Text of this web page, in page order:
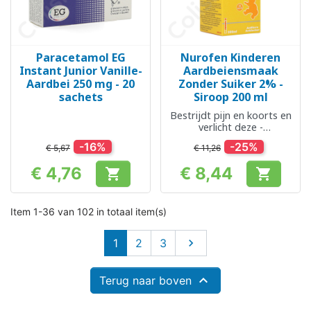
Paracetamol EG
Instant Junior Vanille-
Aardbei 250 mg - 20
sachets
€ 5,67 -16%
Prijs
€ 4,76 
Nurofen Kinderen
Aardbeiensmaak
Zonder Suiker 2% -
Siroop 200 ml
Bestrijdt pijn en koorts en
verlicht deze -
Aardbeiensmaak
€ 11,26 -25%
Prijs
€ 8,44 
Item 1-36 van 102 in totaal item(s)
1 2 3 Volgende

Terug naar boven 